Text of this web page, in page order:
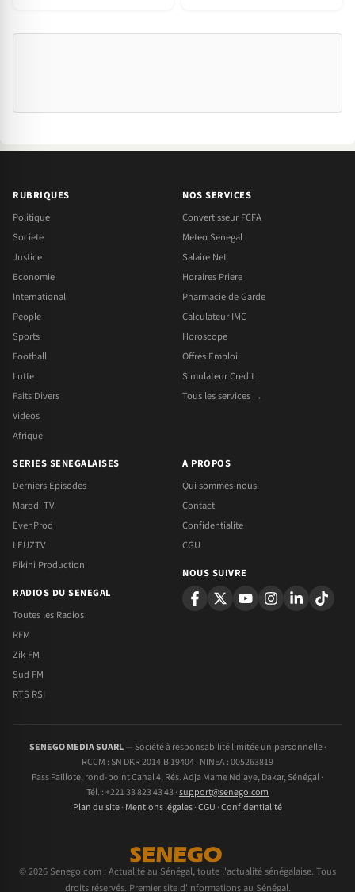
RUBRIQUES
Politique
Societe
Justice
Economie
International
People
Sports
Football
Lutte
Faits Divers
Videos
Afrique
NOS SERVICES
Convertisseur FCFA
Meteo Senegal
Salaire Net
Horaires Priere
Pharmacie de Garde
Calculateur IMC
Horoscope
Offres Emploi
Simulateur Credit
Tous les services →
SERIES SENEGALAISES
Derniers Episodes
Marodi TV
EvenProd
LEUZTV
Pikini Production
RADIOS DU SENEGAL
Toutes les Radios
RFM
Zik FM
Sud FM
RTS RSI
A PROPOS
Qui sommes-nous
Contact
Confidentialite
CGU
NOUS SUIVRE
SENEGO MEDIA SUARL— Société à responsabilité limitée unipersonnelle ·
RCCM : SN DKR 2014.B 19404 · NINEA : 005263819
Fass Paillote, rond-point Canal 4, Rés. Adja Mame Ndiaye, Dakar, Sénégal ·
Tél. : +221 33 823 43 43 ·support@senego.com
Plan du site· Mentions légales·CGU ·Confidentialité
© 2026 Senego.com : Actualité au Sénégal, toute l'actualité sénégalaise. Tous
droits réservés. Premier site d'informations au Sénégal.